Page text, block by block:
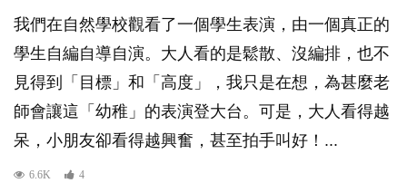
我們在自然學校觀看了一個學生表演，由一個真正的
學生自編自導自演。大人看的是鬆散、沒編排，也不
見得到「目標」和「高度」，我只是在想，為甚麼老
師會讓這「幼稚」的表演登大台。可是，大人看得越
呆，小朋友卻看得越興奮，甚至拍手叫好！...
6.6K 4